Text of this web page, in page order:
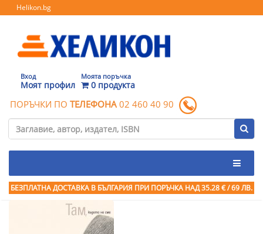
Helikon.bg
Вход
Моят профил
Моята поръчка
0 продукта
ПОРЪЧКИ ПО ТЕЛЕФОНА 02 460 40 90
БЕЗПЛАТНА ДОСТАВКА В БЪЛГАРИЯ ПРИ ПОРЪЧКА НАД 35.28 € / 69 ЛВ.